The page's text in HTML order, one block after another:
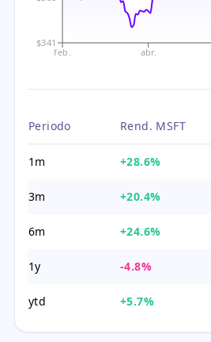
feb. abr.
$341
Periodo Rend. MSFT
1m +28.6%
3m +20.4%
6m +24.6%
1y -4.8%
ytd +5.7%